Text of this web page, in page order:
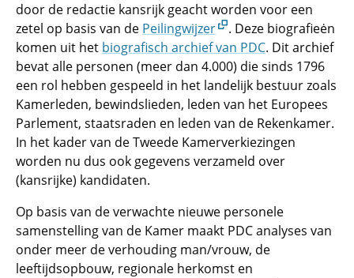
door de redactie kansrijk geacht worden voor een
zetel op basis van de Peilingwijzer
. Deze biografieėn
komen uit het biografisch archief van PDC. Dit archief
bevat alle personen (meer dan 4.000) die sinds 1796
een rol hebben gespeeld in het landelijk bestuur zoals
Kamerleden, bewindslieden, leden van het Europees
Parlement, staatsraden en leden van de Rekenkamer.
In het kader van de Tweede Kamerverkiezingen
worden nu dus ook gegevens verzameld over
(kansrijke) kandidaten.
Op basis van de verwachte nieuwe personele
samenstelling van de Kamer maakt PDC analyses van
onder meer de verhouding man/vrouw, de
leeftijdsopbouw, regionale herkomst en